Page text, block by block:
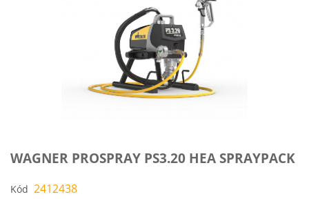
WAGNER PROSPRAY PS3.20 HEA SPRAYPACK
Kód 2412438